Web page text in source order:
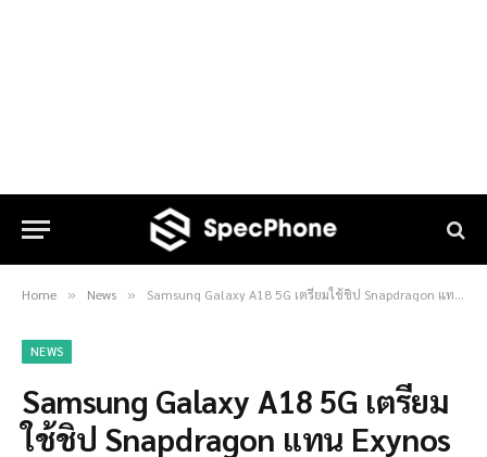
Home » News » Samsung Galaxy A18 5G เตรียมใช้ชิป Snapdragon แทน Exynos สำหรับรุ่น 5G
NEWS
Samsung Galaxy A18 5G เตรียม
ใช้ชิป Snapdragon แทน Exynos